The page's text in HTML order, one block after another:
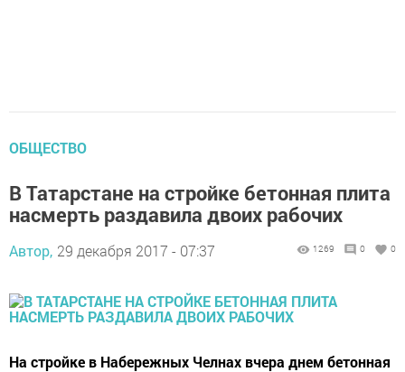
ОБЩЕСТВО
В Татарстане на стройке бетонная плита
насмерть раздавила двоих рабочих
Автор, 29 декабря 2017 - 07:37 1269 0 0
На стройке в Набережных Челнах вчера днем бетонная